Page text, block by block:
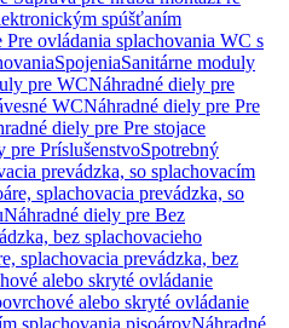
spúšťaním
ovládania splachovania WC s
SpojeniaSanitárne moduly
pre WCNáhradné diely pre
WCNáhradné diely pre Pre
diely pre Pre stojace
pre PríslušenstvoSpotrebný
prevádzka, so splachovacím
splachovacia prevádzka, so
Náhradné diely pre Bez
bez splachovacieho
splachovacia prevádzka, bez
alebo skryté ovládanie
alebo skryté ovládanie
splachovania pisoárovNáhradné